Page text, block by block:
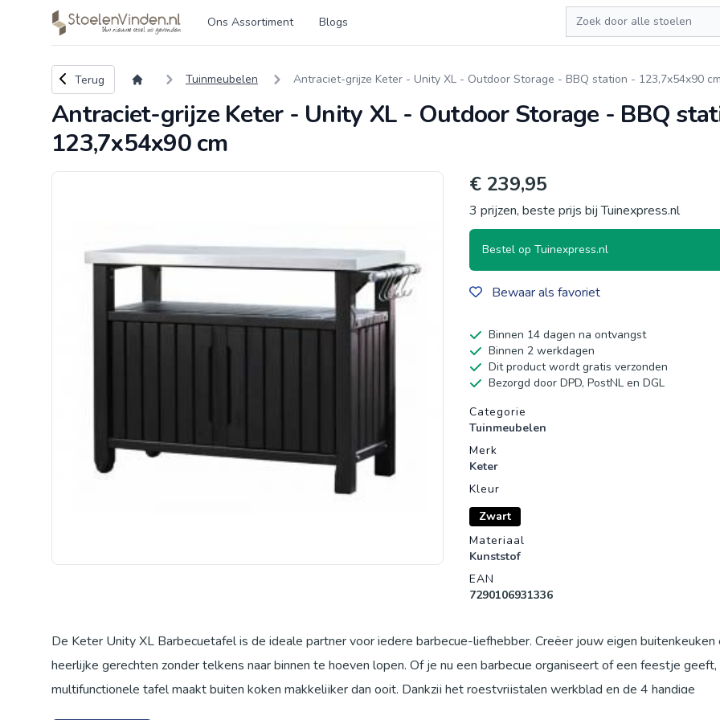
Logo stoelenvinden.nl Ons Assortiment Blogs
Zoeken
Terug naar overzicht
Terug Tuinmeubelen Antraciet-grijze Keter - Unity XL - Outdoor Storage - BBQ station - 123,7x54x90 cm
Antraciet-grijze Keter - Unity XL - Outdoor Storage - BBQ
123,7x54x90 cm
€ 239,95
3 prijzen, beste prijs bij Tuinexpress.nl
Bestel op Tuinexpress.nl
Bewaar als favoriet
Binnen 14 dagen na ontvangst
Binnen 2 werkdagen
Dit product wordt gratis verzonden
Bezorgd door DPD, PostNL en DGL
Productgegevens
Categorie
Tuinmeubelen
Merk
Keter
Kleur
Zwart
Materiaal
Kunststof
EAN
7290106931336
De Keter Unity XL Barbecuetafel is de ideale partner voor iedere barbecue-liefhebber. Creëer jouw eigen buitenkeuken
heerlijke gerechten zonder telkens naar binnen te hoeven lopen. Of je nu een barbecue organiseert of een feestje geeft,
multifunctionele tafel maakt buiten koken makkelijker dan ooit. Dankzij het roestvrijstalen werkblad en de 4 handige